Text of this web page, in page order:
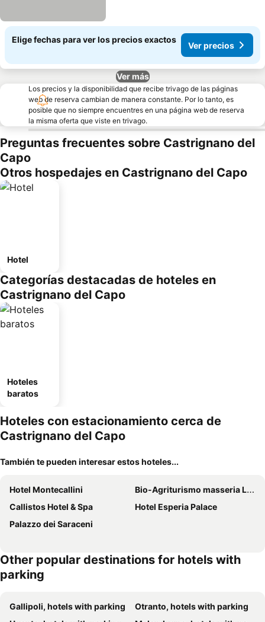
Elige fechas para ver los precios exactos
Ver precios
Ver más
Los precios y la disponibilidad que recibe trivago de las páginas
web de reserva cambian de manera constante. Por lo tanto, es
posible que no siempre encuentres en una página web de reserva
la misma oferta que viste en trivago.
Preguntas frecuentes sobre Castrignano del
Capo
Otros hospedajes en Castrignano del Capo
Hotel
Categorías destacadas de hoteles en
Castrignano del Capo
Hoteles
baratos
Hoteles con estacionamiento cerca de
Castrignano del Capo
También te pueden interesar estos hoteles...
Hotel Montecallini
Bio-Agriturismo masseria La Palombara
Callistos Hotel & Spa
Hotel Esperia Palace
Palazzo dei Saraceni
Other popular destinations for hotels with
parking
Gallipoli, hotels with parking
Otranto, hotels with parking